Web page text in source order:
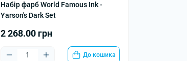
Набір фарб World Famous Ink -
Yarson's Dark Set
2 268.00 грн
До кошика